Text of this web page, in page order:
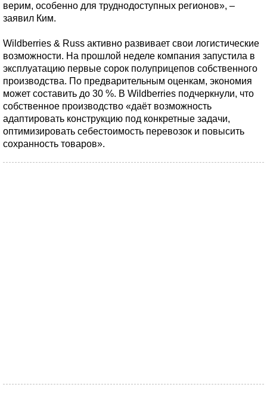
верим, особенно для труднодоступных регионов», –
заявил Ким.
Wildberries & Russ активно развивает свои логистические
возможности. На прошлой неделе компания запустила в
эксплуатацию первые сорок полуприцепов собственного
производства. По предварительным оценкам, экономия
может составить до 30 %. В Wildberries подчеркнули, что
собственное производство «даёт возможность
адаптировать конструкцию под конкретные задачи,
оптимизировать себестоимость перевозок и повысить
сохранность товаров».